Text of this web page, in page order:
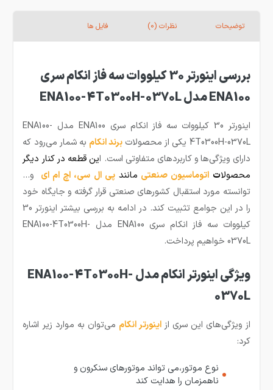
توضیحات نظرات (0) فایل ها
بررسی اینورتر 30 کیلووات سه فاز انکام سری
ENA100 مدل ENA100-4T0300H-0370L
اینورتر 30 کیلووات سه فاز انکام سری ENA100 مدل ENA100-
4T0300H-0370L یکی از محصولات
برند انکام به شمار می‌رود که
دارای ویژگی‌ها و کاربردهای متفاوتی است. این قطعه در کنار دیگر
محصولات اتوماسیون صنعتی مانند پی ال سی، اچ ام ای و…
توانسته مورد استقبال کشورهای صنعتی قرار گرفته و جایگاه خود
را در این جوامع تثبیت کند. در ادامه به بررسی بیشتر اینورتر 30
کیلووات سه فاز انکام سری ENA100 مدل ENA100-4T0300H-
0370L خواهیم پرداخت.‌
ویژگی اینورتر انکام مدل ENA100-4T0300H-
0370L
از ویژگی‌های این سری از اینورتر انکام می‌توان به موارد زیر اشاره
کرد:
نوع موتور،می تواند موتورهای سنکرون و
ناهمزمان را هدایت کند